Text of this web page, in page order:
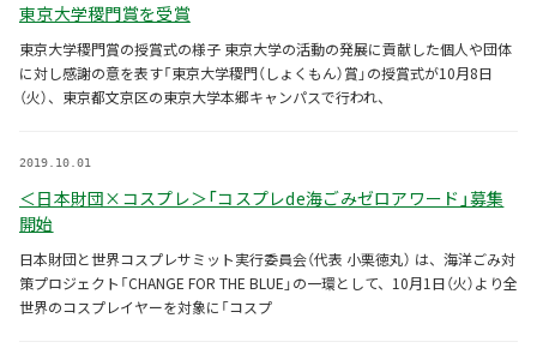
東京大学稷門賞を受賞
東京大学稷門賞の授賞式の様子 東京大学の活動の発展に貢献した個人や団体
に対し感謝の意を表す「東京大学稷門（しょくもん）賞」の授賞式が10月8日
（火）、東京都文京区の東京大学本郷キャンパスで行われ、
＜日本財団×コスプレ＞「コスプレde海ごみゼロアワード」募集
開始
2019.10.01
日本財団と世界コスプレサミット実行委員会（代表 小栗徳丸） は、海洋ごみ対
策プロジェクト「CHANGE FOR THE BLUE」の一環として、10月1日（火）より全
世界のコスプレイヤーを対象に「コスプ